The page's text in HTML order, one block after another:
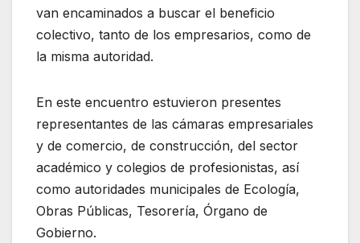
van encaminados a buscar el beneficio
colectivo, tanto de los empresarios, como de
la misma autoridad.
En este encuentro estuvieron presentes
representantes de las cámaras empresariales
y de comercio, de construcción, del sector
académico y colegios de profesionistas, así
como autoridades municipales de Ecología,
Obras Públicas, Tesorería, Órgano de
Gobierno.